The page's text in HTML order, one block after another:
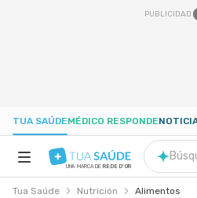
PUBLICIDAD
TUA SAÚDEMÉDICO RESPONDE
UNA MARCA DE REDE D'OR
Tua Saúde Nutrición Alimentos